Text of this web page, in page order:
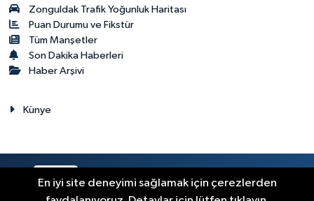
Zonguldak Trafik Yoğunluk Haritası
Puan Durumu ve Fikstür
Tüm Manşetler
Son Dakika Haberleri
Haber Arşivi
Künye
RSS Copyright © 2023. Her hakkı saklıdır.
En iyi site deneyimi sağlamak için çerezlerden